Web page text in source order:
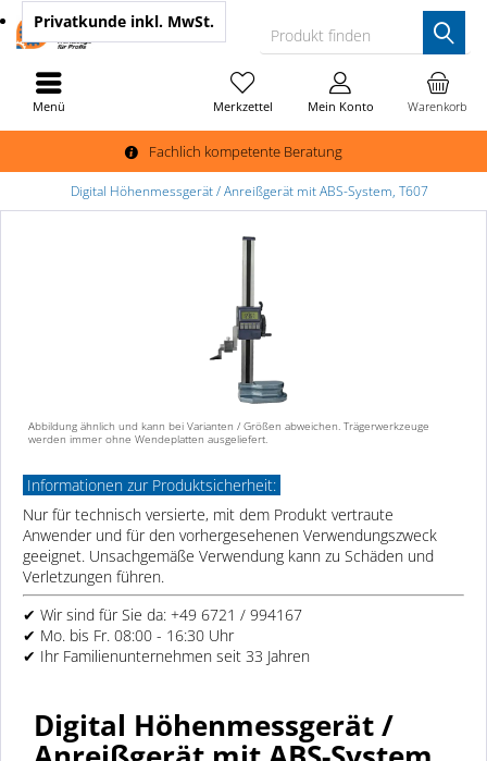
Fachlich kompetente Beratung
Produkt finden
Warenkorb
Merkzettel Mein Konto
Privatkunde inkl. MwSt.
Menü
Digital Höhenmessgerät / Anreißgerät mit ABS-System, T607
Abbildung ähnlich und kann bei Varianten / Größen abweichen. Trägerwerkzeuge
werden immer ohne Wendeplatten ausgeliefert.
Informationen zur Produktsicherheit:
Nur für technisch versierte, mit dem Produkt vertraute
Anwender und für den vorhergesehenen Verwendungszweck
geeignet. Unsachgemäße Verwendung kann zu Schäden und
Verletzungen führen.
✔ Wir sind für Sie da: +49 6721 / 994167
✔ Mo. bis Fr. 08:00 - 16:30 Uhr
✔ Ihr Familienunternehmen seit 33 Jahren
Digital Höhenmessgerät /